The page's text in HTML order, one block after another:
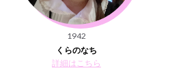
1942
くらのなち
詳細はこちら